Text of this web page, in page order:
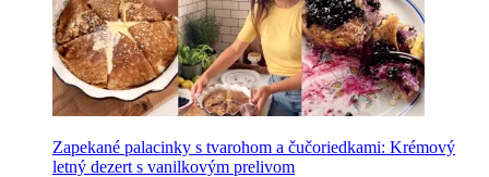
Zapekané palacinky s tvarohom a čučoriedkami: Krémový
letný dezert s vanilkovým prelivom